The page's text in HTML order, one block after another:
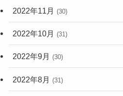
2022年11月 (30)
2022年10月 (31)
2022年9月 (30)
2022年8月 (31)